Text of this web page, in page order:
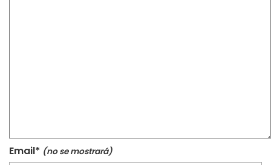
Email* (no se mostrará)